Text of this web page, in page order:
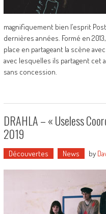
magnifiquement bien l’esprit
dernières années. Formé en
place en partageant la scène
avec lesquelles ils partagent cet
sans concession.
DRAHLA – « Useless
2019
Découvertes News by